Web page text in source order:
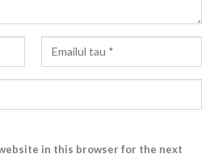
website in this browser for the next